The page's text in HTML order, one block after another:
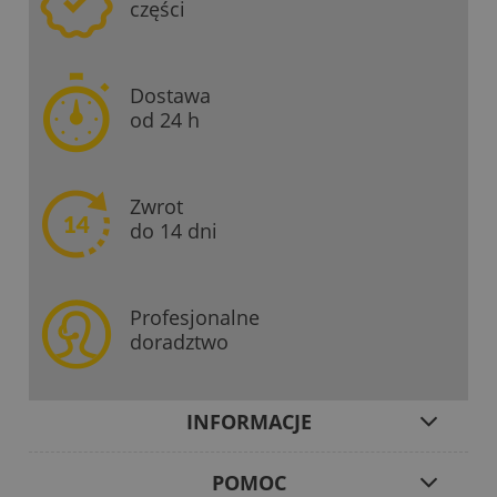
części
Dostawa
od 24 h
Zwrot
do 14 dni
Profesjonalne
doradztwo
INFORMACJE
POMOC